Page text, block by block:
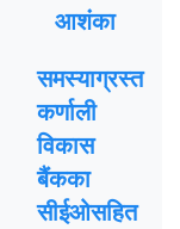
आशंका
समस्याग्रस्त
कर्णाली
विकास
बैंकका
सीईओसहित